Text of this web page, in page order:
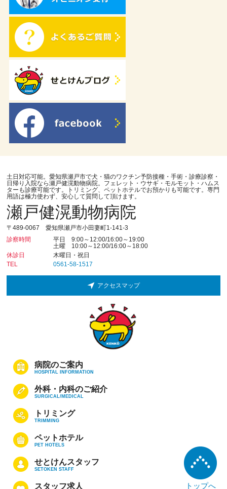
土日対応可能。愛知県瀬戸市で犬・猫のワクチン予防接種・手術・診療診察・
日帰り入院なら瀬戸健滉動物病院。フェレット・ウサギ・モルモット・ハムス
ターも診療可能です。トリミング、ペットホテルでお預かりも可能です。専門
用語は極力使わず、安心して質問して頂けます。
瀬戸健滉動物病院
〒489-0067 愛知県瀬戸市小田妻町1-141-3
診察時間
平日 9:00～12:00/16:00～19:00
土曜 10:00～12:00/16:00～18:00
休診日
木曜日・祝日
TEL
0561-58-1517
アクセスマップ
病院のご案内
HOSPITAL INFORMATION
外科・内科のご紹介
SURGICAL/MEDICAL
トリミング
TRIMMING
ペットホテル
PET HOTELS
せとけんスタッフ
SETOKEN STAFF
スタッフ求人 トップへ